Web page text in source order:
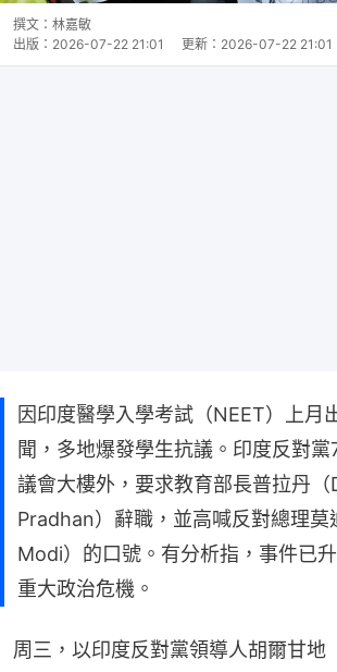
撰文： 林嘉敏
出版： 2026-07-22 21:01 更新： 2026-07-22 21:01
因印度醫學入學考試（NEET）上月
聞，多地爆發學生抗議。印度反對
議會大樓外，要求教育部長普拉丹
Pradhan）辭職，並高喊反對總理
Modi）的口號。有分析指，事件已
重大政治危機。
周三，以印度反對黨領導人胡爾甘地